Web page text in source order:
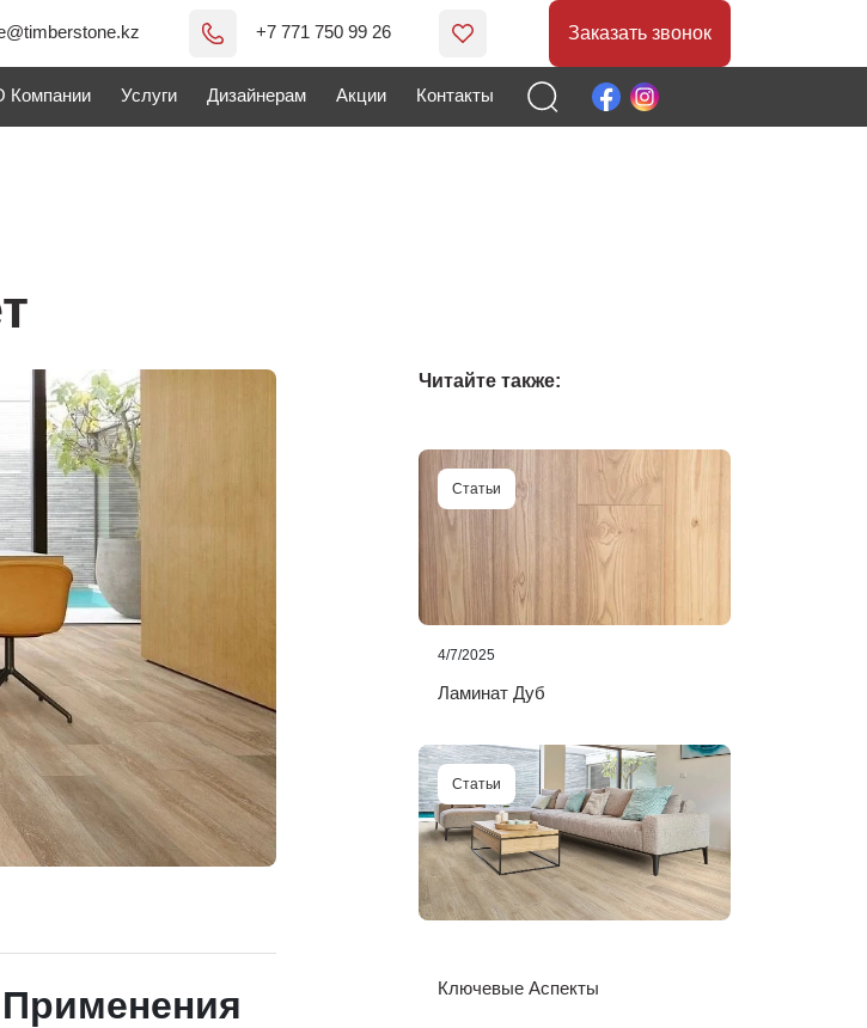
+7 771 750 99 26 Заказать звонок
Компании Услуги Дизайнерам Акции Контакты
Читайте также:
Статьи
4/7/2025
Ламинат Дуб
Статьи
Ключевые Аспекты